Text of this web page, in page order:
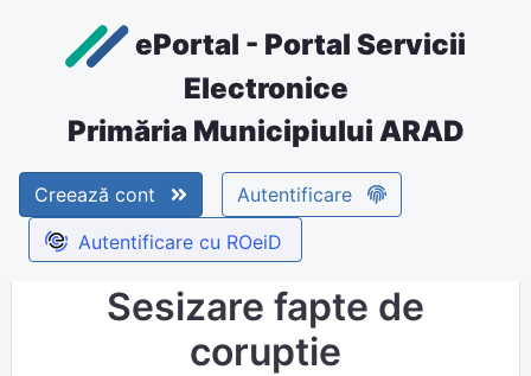
ePortal - Portal Servicii
Electronice
Primăria Municipiului ARAD
Creează cont
Autentificare
Autentificare cu ROeiD
Sesizare fapte de
coruptie